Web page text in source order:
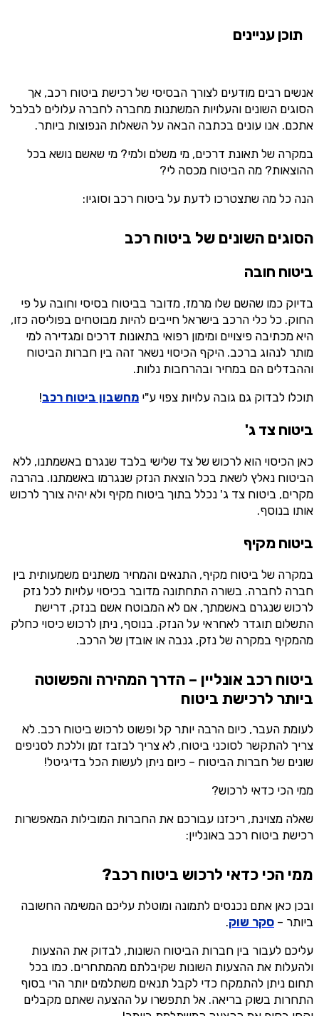
תוכן עניינים
אנשים רבים מודעים לצורך הבסיסי של רכישת ביטוח רכב, אך
הסוגים השונים והעלויות המשתנות מחברה לחברה עלולים לבלבל
אתכם. אנו עונים בכתבה הבאה על השאלות הנפוצות ביותר.
במקרה של תאונת דרכים, מי משלם ולמי? מי שאשם נושא בכל
ההוצאות? מה הביטוח מכסה לי?
הנה כל מה שתצטרכו לדעת על ביטוח רכב וסוגיו:
הסוגים השונים של ביטוח רכב
ביטוח חובה
בדיוק כמו שהשם שלו מרמז, מדובר בביטוח בסיסי וחובה על פי
החוק. כל כלי הרכב בישראל חייבים להיות מבוטחים בפוליסה כזו,
היא מכתיבה פיצויים ומימון רפואי בתאונות דרכים ומגדירה למי
מותר לנהוג ברכב. היקף הכיסוי נשאר זהה בין חברות הביטוח
וההבדלים הם במחיר ובהרחבות נלוות.
תוכלו לבדוק גם גובה עלויות צפוי ע"י מחשבון ביטוח רכב!
ביטוח צד ג'
כאן הכיסוי הוא לרכוש של צד שלישי בלבד שנגרם באשמתנו, ללא
הביטוח נאלץ לשאת בכל הוצאת הנזק שנגרמו באשמתנו. בהרבה
מקרים, ביטוח צד ג' נכלל בתוך ביטוח מקיף ולא יהיה צורך לרכוש
אותו בנוסף.
ביטוח מקיף
במקרה של ביטוח מקיף, התנאים והמחיר משתנים משמעותית בין
חברה לחברה. בשורה התחתונה מדובר בכיסוי עלויות לכל נזק
לרכוש שנגרם באשמתך, אם לא המבוטח אשם בנזק, דרישת
התשלום תוגדר לאחראי על הנזק. בנוסף, ניתן לרכוש כיסוי כחלק
מהמקיף במקרה של נזק, גנבה או אובדן של הרכב.
ביטוח רכב אונליין – הדרך המהירה והפשוטה
ביותר לרכישת ביטוח
לעומת העבר, כיום הרבה יותר קל ופשוט לרכוש ביטוח רכב. לא
צריך להתקשר לסוכני ביטוח, לא צריך לבזבז זמן וללכת לסניפים
שונים של חברות הביטוח – כיום ניתן לעשות הכל בדיגיטל!
ממי הכי כדאי לרכוש?
שאלה מצוינת, ריכזנו עבורכם את החברות המובילות המאפשרות
רכישת ביטוח רכב באונליין:
ממי הכי כדאי לרכוש ביטוח רכב?
ובכן כאן אתם נכנסים לתמונה ומוטלת עליכם המשימה החשובה
ביותר – סקר שוק.
עליכם לעבור בין חברות הביטוח השונות, לבדוק את ההצעות
ולהעלות את ההצעות השונות שקיבלתם מהמתחרים. כמו בכל
תחום ניתן להתמקח כדי לקבל תנאים משתלמים יותר הרי בסוף
התחרות בשוק בריאה. אל תתפשרו על ההצעה שאתם מקבלים